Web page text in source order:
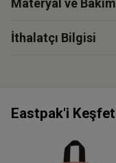
Materyal ve Bakım
İthalatçı Bilgisi
Eastpak'i Keşfet